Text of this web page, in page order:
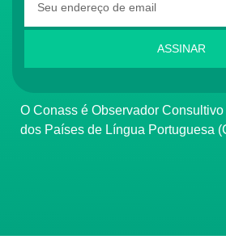
ASSINAR
O Conass é Observador Consultivo da Comunidade
dos Países de Língua Portuguesa